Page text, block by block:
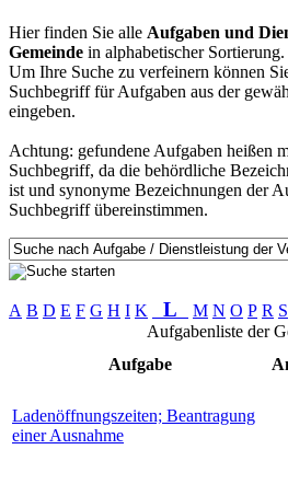
Hier finden Sie alle Aufgaben und
Gemeinde in alphabetischer Sortierung.
Um Ihre Suche zu verfeinern können
Suchbegriff für Aufgaben aus der
eingeben.
Achtung: gefundene Aufgaben heißen
Suchbegriff, da die behördliche
ist und synonyme Bezeichnungen der
Suchbegriff übereinstimmen.
A B D E F G H I K L M N O P R S
Aufgabenliste der
Aufgabe
Ladenöffnungszeiten; Beantragung
einer Ausnahme